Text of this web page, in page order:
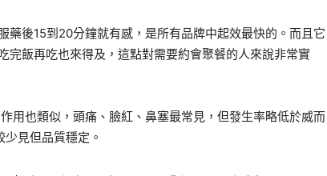
藥後15到20分鐘就有感，是所有品牌中起效最快的。而且它
完飯再吃也來得及，這點對需要約會聚餐的人來說非常實
用也類似，頭痛、臉紅、鼻塞最常見，但發生率略低於威而
見但品質穩定。